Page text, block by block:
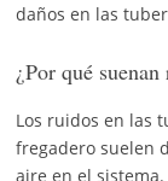
daños en las
¿Por qué
Los ruidos en las
fregadero suelen
aire en el